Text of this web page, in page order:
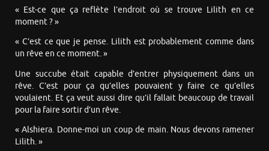
« Est-ce que ça reflète l’endroit où se trouve Lilith en ce
moment ? »
« C’est ce que je pense. Lilith est probablement comme dans
un rêve en ce moment. »
Une succube était capable d’entrer physiquement dans un
rêve. C’est pour ça qu’elles pouvaient y faire ce qu’elles
voulaient. Et ça veut aussi dire qu’il fallait beaucoup de travail
pour la faire sortir d’un rêve.
« Alshiera. Donne-moi un coup de main. Nous devons ramener
Lilith. »